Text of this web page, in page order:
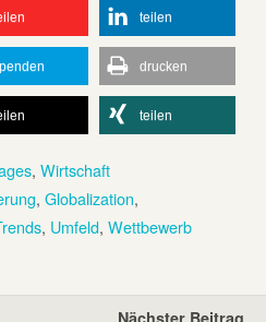
teilen
drucken
teilen
, Wirtschaft
, Globalization,
, Umfeld, Wettbewerb